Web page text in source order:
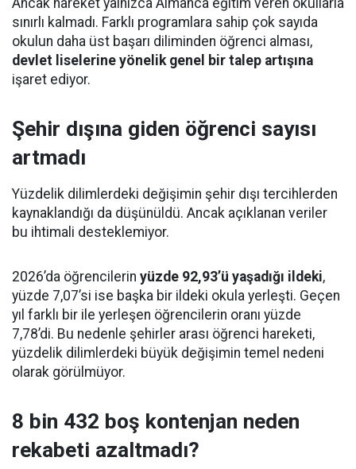
Ancak hareket yalnızca Almanca eğitim veren okullarla
sınırlı kalmadı. Farklı programlara sahip çok sayıda
okulun daha üst başarı diliminden öğrenci alması,
devlet liselerine yönelik genel bir talep artışına
işaret ediyor.
Şehir dışına giden öğrenci sayısı
artmadı
Yüzdelik dilimlerdeki değişimin şehir dışı tercihlerden
kaynaklandığı da düşünüldü. Ancak açıklanan veriler
bu ihtimali desteklemiyor.
2026’da öğrencilerin yüzde 92,93’ü yaşadığı ildeki,
yüzde 7,07’si ise başka bir ildeki okula yerleşti. Geçen
yıl farklı bir ile yerleşen öğrencilerin oranı yüzde
7,78’di. Bu nedenle şehirler arası öğrenci hareketi,
yüzdelik dilimlerdeki büyük değişimin temel nedeni
olarak görülmüyor.
8 bin 432 boş kontenjan neden
rekabeti azaltmadı?